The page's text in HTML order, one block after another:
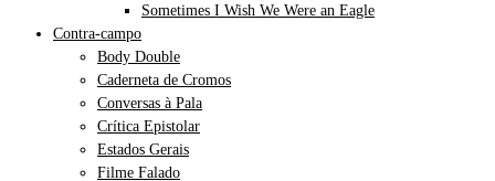
Sometimes I Wish We Were an Eagle
Contra-campo
Body Double
Caderneta de Cromos
Conversas à Pala
Crítica Epistolar
Estados Gerais
Filme Falado